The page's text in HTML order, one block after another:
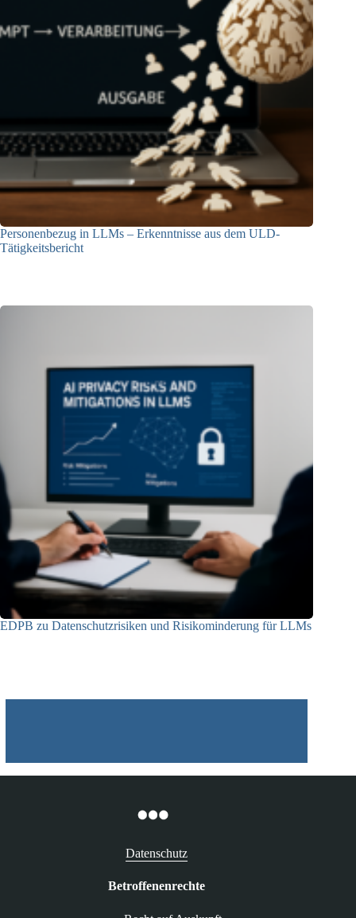
Personenbezug in LLMs – Erkenntnisse aus dem ULD-
Tätigkeitsbericht
EDPB zu Datenschutzrisiken und Risikominderung für LLMs
Datenschutz
Betroffenenrechte